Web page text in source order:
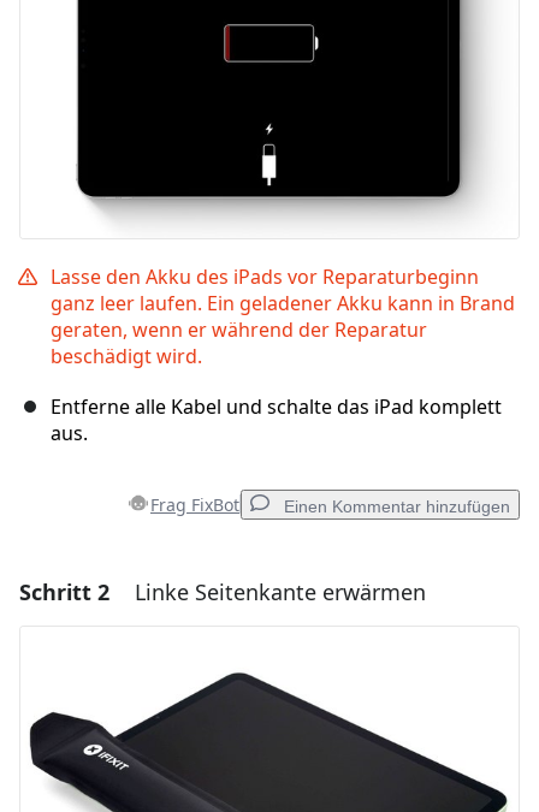
Lasse den Akku des iPads vor Reparaturbeginn
ganz leer laufen. Ein geladener Akku kann in Brand
geraten, wenn er während der Reparatur
beschädigt wird.
Entferne alle Kabel und schalte das iPad komplett
aus.
Frag FixBot Einen Kommentar hinzufügen
Einen Kommentar hinzufügen
Kommentieren
Schritt 2 Linke Seitenkante erwärmen